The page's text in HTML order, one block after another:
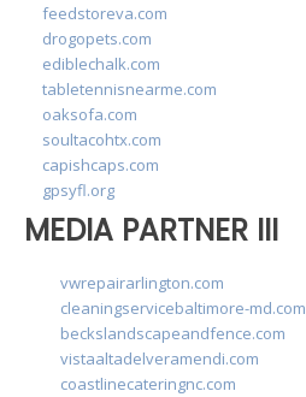
feedstoreva.com
drogopets.com
ediblechalk.com
tabletennisnearme.com
oaksofa.com
soultacohtx.com
capishcaps.com
gpsyfl.org
MEDIA PARTNER III
vwrepairarlington.com
cleaningservicebaltimore-md.com
beckslandscapeandfence.com
vistaaltadelveramendi.com
coastlinecateringnc.com